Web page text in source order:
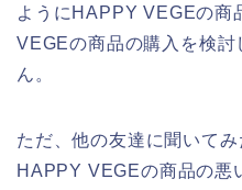
ようにHAPPY VEGEの商
VEGEの商品の購入を検
ん。
ただ、他の友達に聞いてみ
HAPPY VEGEの商品の悪